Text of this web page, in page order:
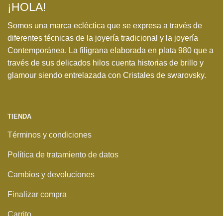
¡HOLA!
Somos una marca ecléctica que se expresa a través de
diferentes técnicas de la joyería tradicional y la joyería
Contemporánea. La filigrana elaborada en plata 980 que a
través de sus delicados hilos cuenta historias de brillo y
glamour siendo entrelazada con Cristales de swarovsky.
TIENDA
Términos y condiciones
Política de tratamiento de datos
Cambios y devoluciones
Finalizar compra